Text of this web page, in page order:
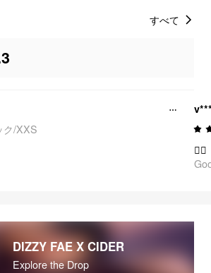
すべて
ク/XXS
❤️‍🔥
DIZZY FAE X CIDER
Explore the Drop